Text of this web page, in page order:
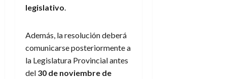
legislativo.
Además, la resolución deberá
comunicarse posteriormente a
la Legislatura Provincial antes
del 30 de noviembre de